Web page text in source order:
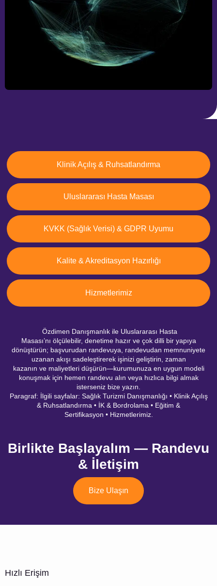
Klinik Açılış & Ruhsatlandırma
Uluslararası Hasta Masası
KVKK (Sağlık Verisi) & GDPR Uyumu
Kalite & Akreditasyon Hazırlığı
Hizmetlerimiz
Özdimen Danışmanlık ile Uluslararası Hasta
Masası’nı ölçülebilir, denetime hazır ve çok dilli bir yapıya
dönüştürün; başvurudan randevuya, randevudan memnuniyete
uzanan akışı sadeleştirerek işinizi geliştirin, zaman
kazanın ve maliyetleri düşürün—kurumunuza en uygun modeli
konuşmak için hemen randevu alın veya hızlıca bilgi almak
isterseniz bize yazın.
Paragraf: İlgili sayfalar: Sağlık Turizmi Danışmanlığı • Klinik Açılış
& Ruhsatlandırma • İK & Bordrolama • Eğitim &
Sertifikasyon • Hizmetlerimiz.
Birlikte Başlayalım — Randevu
& İletişim
Bize Ulaşın
Hızlı Erişim